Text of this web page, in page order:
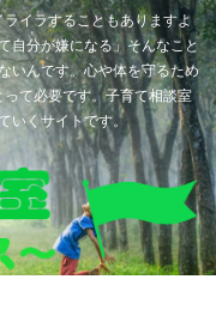
イラすることもありますよ
自分が嫌になる」そんなこと
いんです。心や体を守るため
て必要です。子育て相談室
いくサイトです。